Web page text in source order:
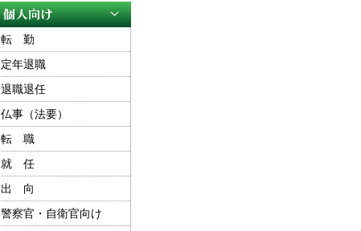
転 勤
定年退職
退職退任
仏事（法要）
転 職
就 任
出 向
警察官・自衛官向け